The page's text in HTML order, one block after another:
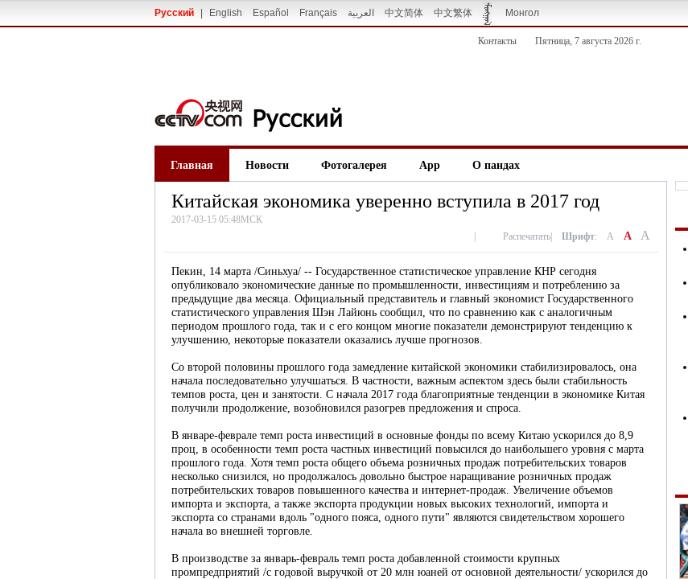
Русский English Español Français العربية 中文简体 中文繁体 Монгол
Контакты Пятница, 7 августа 2026 г.
Главная Новости Фотогалерея App О пандах
Китайская экономика уверенно вступила в 2017 год
2017-03-15 05:48МСК
Распечатать Шрифт: A A A
Пекин, 14 марта /Синьхуа/ -- Государственное статистическое управление КНР сегодня
опубликовало экономические данные по промышленности, инвестициям и потреблению за
предыдущие два месяца. Официальный представитель и главный экономист Государственного
статистического управления Шэн Лайюнь сообщил, что по сравнению как с аналогичным
периодом прошлого года, так и с его концом многие показатели демонстрируют тенденцию к
улучшению, некоторые показатели оказались лучше прогнозов.
Со второй половины прошлого года замедление китайской экономики стабилизировалось, она
начала последовательно улучшаться. В частности, важным аспектом здесь были стабильность
темпов роста, цен и занятости. С начала 2017 года благоприятные тенденции в экономике Китая
получили продолжение, возобновился разогрев предложения и спроса.
В январе-феврале темп роста инвестиций в основные фонды по всему Китаю ускорился до 8,9
проц, в особенности темп роста частных инвестиций повысился до наибольшего уровня с марта
прошлого года. Хотя темп роста общего объема розничных продаж потребительских товаров
несколько снизился, но продолжалось довольно быстрое наращивание розничных продаж
потребительских товаров повышенного качества и интернет-продаж. Увеличение объемов
импорта и экспорта, а также экспорта продукции новых высоких технологий, импорта и
экспорта со странами вдоль "одного пояса, одного пути" являются свидетельством хорошего
начала во внешней торговле.
В производстве за январь-февраль темп роста добавленной стоимости крупных
промпредприятий /с годовой выручкой от 20 млн юаней от основной деятельности/ ускорился до